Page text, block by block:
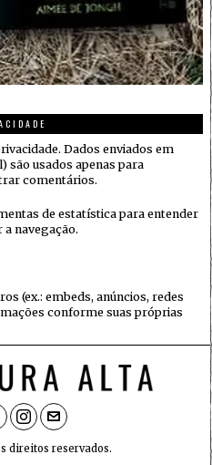
Dados enviados em
são usados apenas para
comentários.
de estatística para entender
navegação.
(ex.: embeds, anúncios, redes
conforme suas próprias
direitos reservados.